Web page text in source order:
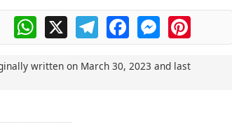
WhatsApp
X TelegramFacebookMessengerPinterest
written on March 30, 2023 and last